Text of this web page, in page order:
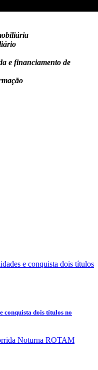
e financiamento de
conquista dois títulos no